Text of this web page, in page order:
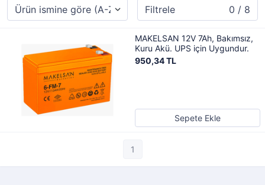
Filtrele 0 / 8
MAKELSAN 12V 7Ah, Bakımsız,
Kuru Akü. UPS için Uygundur.
950,34 TL
Sepete Ekle
1